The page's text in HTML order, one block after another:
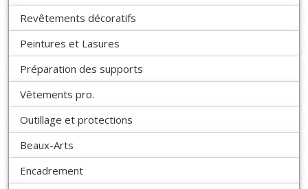
Revêtements décoratifs
Peintures et Lasures
Préparation des supports
Vêtements pro.
Outillage et protections
Beaux-Arts
Encadrement